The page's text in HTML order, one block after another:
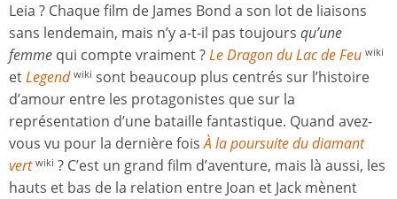
Leia ? Chaque film de James Bond a son lot de liaisons
sans lendemain, mais n’y a-t-il pas toujours qu’une
femme qui compte vraiment ?Le Dragon du Lac de Feu wiki
etLegend wiki sont beaucoup plus centrés sur l’histoire
d’amour entre les protagonistes que sur la
représentation d’une bataille fantastique. Quand avez-
vous vu pour la dernière foisÀ la poursuite du diamant
vert wiki ? C’est un grand film d’aventure, mais là aussi, les
hauts et bas de la relation entre Joan et Jack mènent